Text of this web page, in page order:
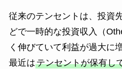
従来のテンセントは、投資
どで一時的な投資収入（
く伸びていて利益が過大に
最近はテンセントが保有し